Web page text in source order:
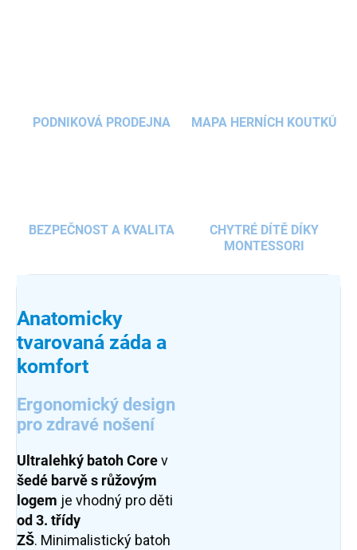
PODNIKOVÁ PRODEJNA MAPA HERNÍCH KOUTKŮ
BEZPEČNOST A KVALITA
CHYTRÉ DÍTĚ DÍKY
MONTESSORI
Anatomicky
tvarovaná záda a
komfort
Ergonomický design
pro zdravé nošení
Ultralehký batoh Corev
šedé barvě s růžovým
logem je vhodný pro děti
od 3. třídy
ZŠ. Minimalistický batoh